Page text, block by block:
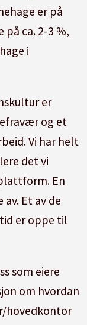
er på
ca. 2-3 %,
i
er
og et
Vi har helt
det vi
En
Et av de
er oppe til
som eiere
om hvordan
hovedkontor